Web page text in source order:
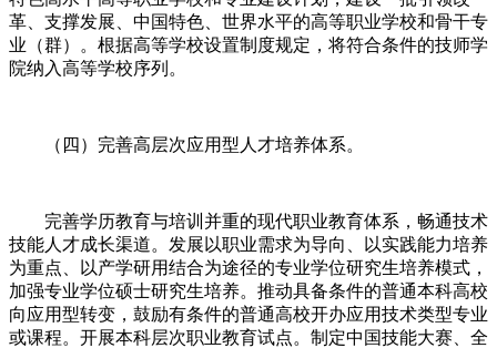
革、支撑发展、中国特色、世界水平的高等职业学校和骨干专
业（群）。根据高等学校设置制度规定，将符合条件的技师学
院纳入高等学校序列。
（四）完善高层次应用型人才培养体系。
完善学历教育与培训并重的现代职业教育体系，畅通技术
技能人才成长渠道。发展以职业需求为导向、以实践能力培养
为重点、以产学研用结合为途径的专业学位研究生培养模式，
加强专业学位硕士研究生培养。推动具备条件的普通本科高校
向应用型转变，鼓励有条件的普通高校开办应用技术类型专业
或课程。开展本科层次职业教育试点。制定中国技能大赛、全